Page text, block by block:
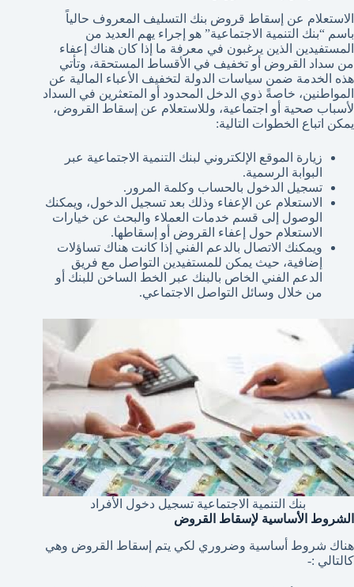
الاستعلام عن إسقاط قروض بنك التسليف المعروف حالياً
باسم “بنك التنمية الاجتماعية” هو إجراء يهم العديد من
المستفيدين الذين يرغبون في معرفة ما إذا كان هناك إعفاء
من سداد القروض أو تخفيف في الأقساط المستحقة، وتأتي
هذه الخدمة ضمن سياسات الدولة لتخفيف الأعباء المالية عن
المواطنين، خاصةً ذوي الدخل المحدود أو المتعثرين في السداد
لأسباب صحية أو اجتماعية، وللاستعلام عن إسقاط القروض،
يمكن اتباع الخطوات التالية:
زيارة الموقع الإلكتروني لبنك التنمية الاجتماعية عبر
البوابة الرسمية.
تسجيل الدخول بالحساب وكلمة المرور.
الاستعلام عن الإعفاء وذلك بعد تسجيل الدخول، ويمكنك
الوصول إلى قسم خدمات العملاء والبحث عن خيارات
الاستعلام حول إعفاء القروض أو إسقاطها.
ويمكنك الاتصال بالدعم الفني إذا كانت هناك تساؤلات
إضافية، حيث يمكن للمستفيدين التواصل مع فريق
الدعم الفني الخاص بالبنك عبر الخط الساخن للبنك أو
من خلال وسائل التواصل الاجتماعي.
بنك التنمية الاجتماعية تسجيل دخول الأفراد
الشروط الأساسية لإسقاط القروض
هناك شروط أساسية وضروري لكي يتم إسقاط القروض وهي
كالتالي :-